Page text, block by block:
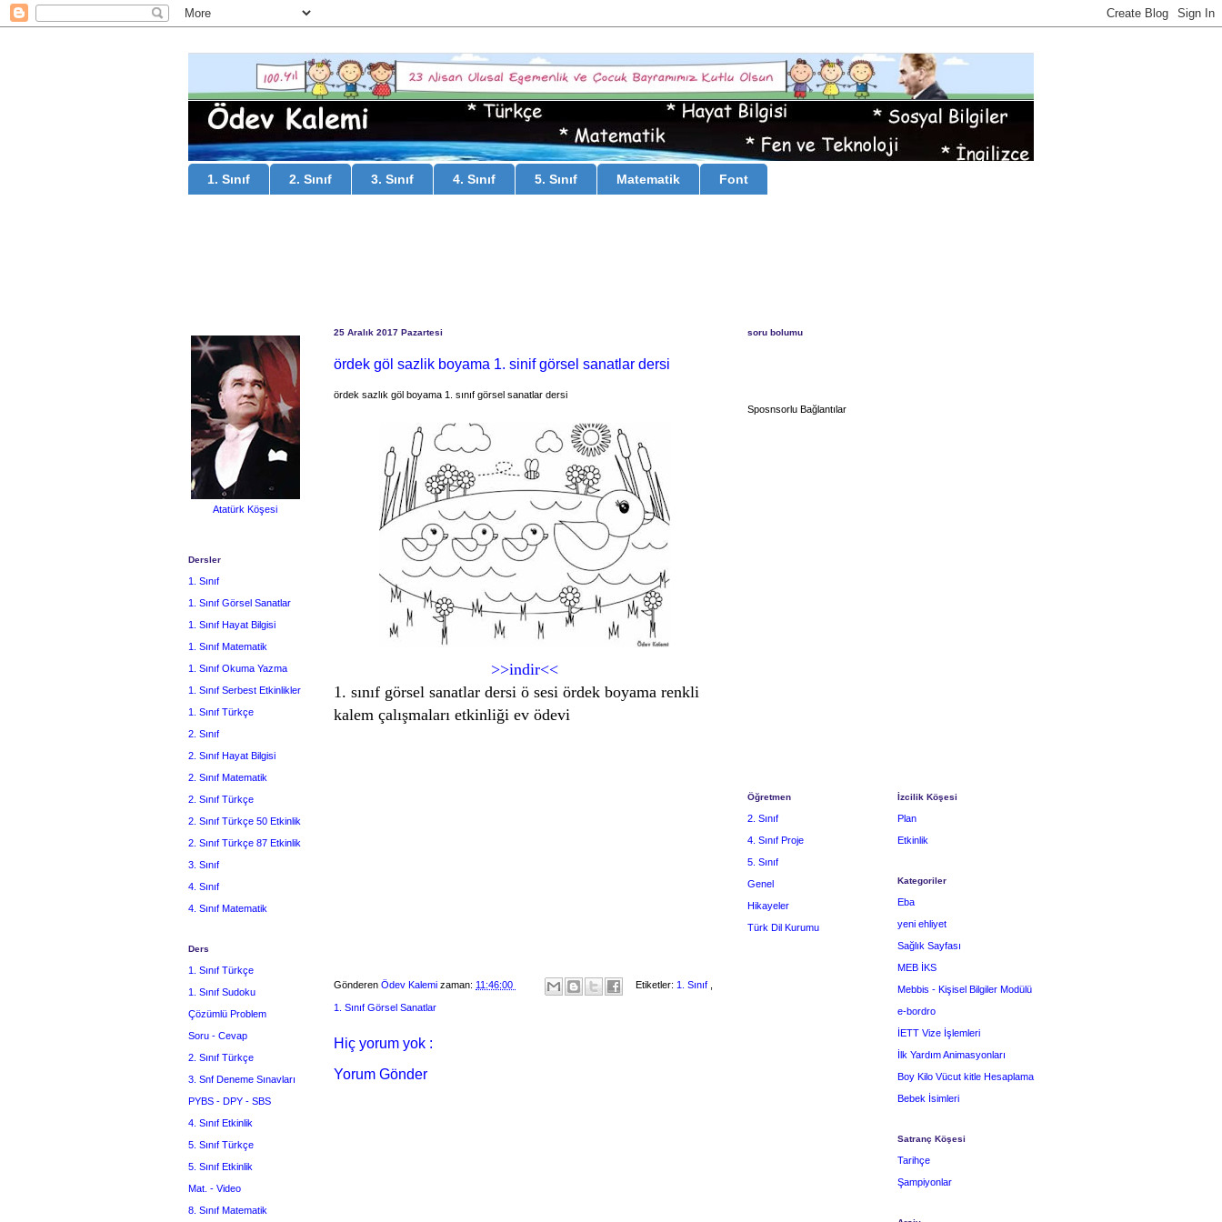
1. Sınıf 2. Sınıf 3. Sınıf 4. Sınıf 5. Sınıf Matematik Font
25 Aralık 2017 Pazartesi
ördek göl sazlik boyama 1. sinif görsel sanatlar dersi
ördek sazlık göl boyama 1. sınıf görsel sanatlar dersi
>>indir<<
1. sınıf görsel sanatlar dersi ö sesi ördek boyama renkli
kalem çalışmaları etkinliği ev ödevi
Gönderen Ödev Kalemi zaman: 11:46:00 Etiketler: 1. Sınıf
1. Sınıf Görsel Sanatlar
Hiç yorum yok :
Yorum Gönder
Atatürk Köşesi
Dersler
1. Sınıf
1. Sınıf Görsel Sanatlar
1. Sınıf Hayat Bilgisi
1. Sınıf Matematik
1. Sınıf Okuma Yazma
1. Sınıf Serbest Etkinlikler
1. Sınıf Türkçe
2. Sınıf
2. Sınıf Hayat Bilgisi
2. Sınıf Matematik
2. Sınıf Türkçe
2. Sınıf Türkçe 50 Etkinlik
2. Sınıf Türkçe 87 Etkinlik
3. Sınıf
4. Sınıf
4. Sınıf Matematik
Ders
1. Sınıf Türkçe
1. Sınıf Sudoku
Çözümlü Problem
Soru - Cevap
2. Sınıf Türkçe
3. Snf Deneme Sınavları
PYBS - DPY - SBS
4. Sınıf Etkinlik
5. Sınıf Türkçe
5. Sınıf Etkinlik
Mat. - Video
8. Sınıf Matematik
soru bolumu
Sposnsorlu Bağlantılar
Öğretmen
2. Sınıf
4. Sınıf Proje
5. Sınıf
Genel
Hikayeler
Türk Dil Kurumu
İzcilik Köşesi
Plan
Etkinlik
Kategoriler
Eba
yeni ehliyet
Sağlık Sayfası
MEB İKS
Mebbis - Kişisel Bilgiler Modülü
e-bordro
İETT Vize İşlemleri
İlk Yardım Animasyonları
Boy Kilo Vücut kitle Hesaplama
Bebek İsimleri
Satranç Köşesi
Tarihçe
Şampiyonlar